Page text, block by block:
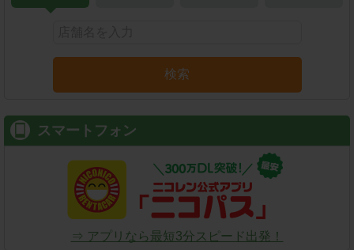
検索
スマートフォン
⇒ アプリなら最短3分スピード出発！